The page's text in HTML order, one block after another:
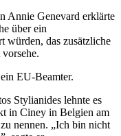
Annie Genevard erklärte
über ein
würden, das zusätzliche
EU-Beamter.
Stylianides lehnte es
in Ciney in Belgien am
nennen. „Ich bin nicht